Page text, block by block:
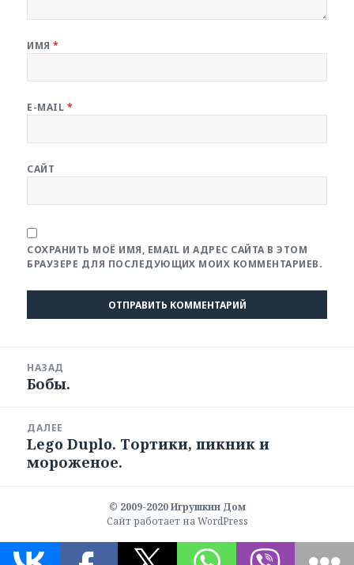
ИМЯ*
E-MAIL *
САЙТ
СОХРАНИТЬ МОЁ ИМЯ, EMAIL И АДРЕС САЙТА В ЭТОМ
БРАУЗЕРЕ ДЛЯ ПОСЛЕДУЮЩИХ МОИХ КОММЕНТАРИЕВ.
записям
НАЗАД
Предыдущая
Бобы.
ДАЛЕЕ
Следующая
запись:
Lego Duplo. Тортики, пикник и
мороженое.
© 2009-2020Игрушкин Дом
Сайт работает на WordPress